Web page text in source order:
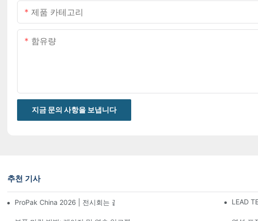
제품 카테고리
함유량
지금 문의 사항을 보냅니다
추천 기사
ProPak China 2026 | 전시회는 끝나지만, 저희 서비스는 계속됩니다 LEAD